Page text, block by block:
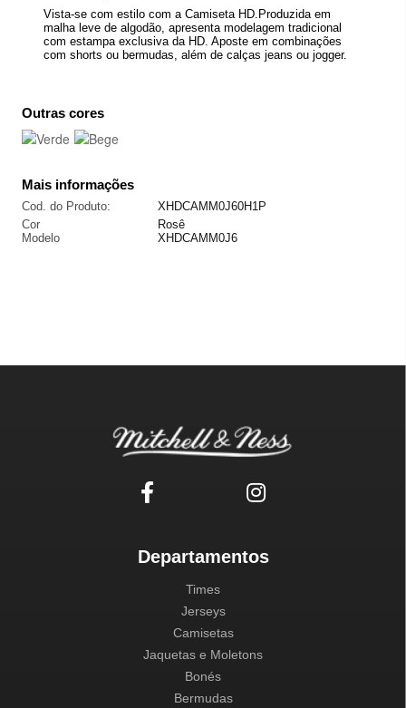
Vista-se com estilo com a Camiseta HD.Produzida em
malha leve de algodão, apresenta modelagem tradicional
com estampa exclusiva da HD. Aposte em combinações
com shorts ou bermudas, além de calças jeans ou jogger.
Outras cores
Mais informações
Cod. do Produto:
XHDCAMM0J60H1P
Cor
Rosê
Modelo
XHDCAMM0J6
Departamentos
Times
Jerseys
Camisetas
Jaquetas e Moletons
Bonés
Bermudas